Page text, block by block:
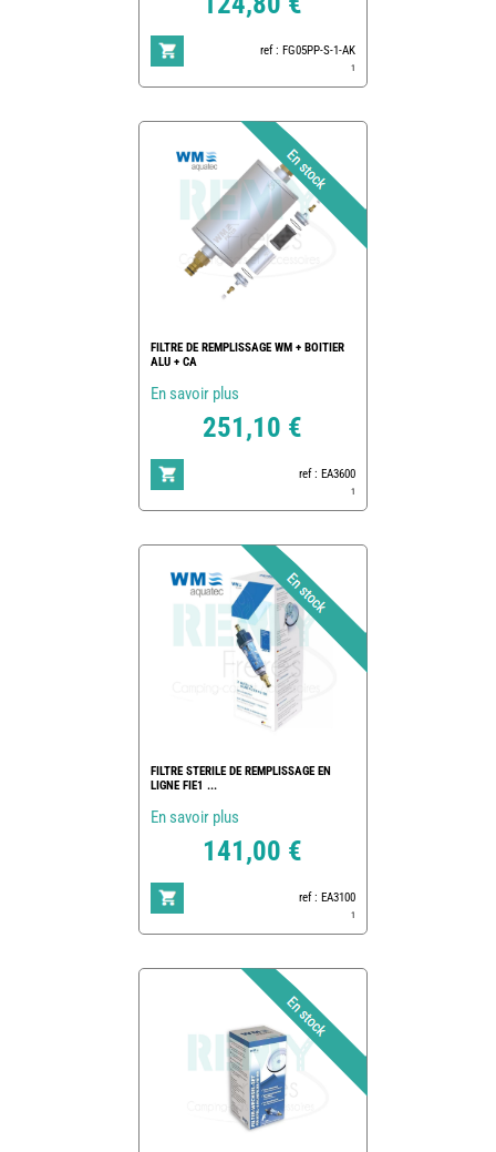
ref : FG05PP-S-1-AK
1
FILTRE DE REMPLISSAGE WM + BOITIER
ALU + CA
En savoir plus
251,10 €
ref : EA3600
1
FILTRE STERILE DE REMPLISSAGE EN
LIGNE FIE1 ...
En savoir plus
141,00 €
ref : EA3100
1